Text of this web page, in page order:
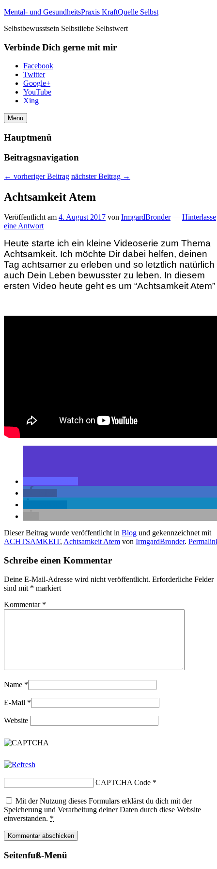
Mental- und GesundheitsPraxis KraftQuelle Selbst
Selbstbewusstsein Selbstliebe Selbstwert
Verbinde Dich gerne mit mir
Facebook
Twitter
Google+
YouTube
Xing
Menu
Hauptmenü
Beitragsnavigation
← vorheriger Beitrag nächster Beitrag →
Achtsamkeit Atem
Veröffentlicht am 4. August 2017 von IrmgardBronder — Hinterlasse
eine Antwort
Heute starte ich ein kleine Videoserie zum Thema
Achtsamkeit. Ich möchte Dir dabei helfen, deinen
Tag achtsamer zu erleben und so letztlich natürlich
auch Dein Leben bewusster zu leben. In diesem
ersten Video heute geht es um “Achtsamkeit Atem”
Dieser Beitrag wurde veröffentlicht in Blog und gekennzeichnet mit
ACHTSAMKEIT, Achtsamkeit Atem von IrmgardBronder.
Schreibe einen Kommentar
Deine E-Mail-Adresse wird nicht veröffentlicht. Erforderliche Felder
sind mit * markiert
Kommentar *
Name *
E-Mail *
Website
CAPTCHA Code *
Mit der Nutzung dieses Formulars erklärst du dich mit der
Speicherung und Verarbeitung deiner Daten durch diese Website
einverstanden. *
Seitenfuß-Menü